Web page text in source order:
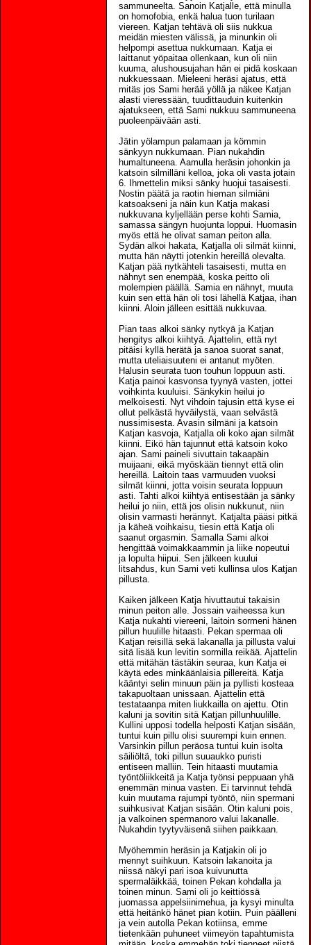
sammuneelta. Sanoin Katjalle, että minulla
on homofobia, enkä halua tuon turilaan
viereen. Katjan tehtävä oli siis nukkua
meidän miesten välissä, ja minunkin oli
helpompi asettua nukkumaan. Katja ei
laittanut yöpaitaa ollenkaan, kun oli niin
kuuma, alushousujahan hän ei pidä koskaan
nukkuessaan. Mieleeni heräsi ajatus, että
mitäs jos Sami herää yöllä ja näkee Katjan
alasti vieressään, tuudittauduin kuitenkin
ajatukseen, että Sami nukkuu sammuneena
puoleenpäivään asti.
Jätin yölampun palamaan ja kömmin
sänkyyn nukkumaan. Pian nukahdin
humaltuneena. Aamulla heräsin johonkin ja
katsoin silmilläni kelloa, joka oli vasta jotain
6. Ihmettelin miksi sänky huojui tasaisesti.
Nostin päätä ja raotin hieman silmiäni
katsoakseni ja näin kun Katja makasi
nukkuvana kyljellään perse kohti Samia,
samassa sängyn huojunta loppui. Huomasin
myös että he olivat saman peiton alla.
Sydän alkoi hakata, Katjalla oli silmät kiinni,
mutta hän näytti jotenkin hereillä olevalta.
Katjan pää nytkähteli tasaisesti, mutta en
nähnyt sen enempää, koska peitto oli
molempien päällä. Samia en nähnyt, muuta
kuin sen että hän oli tosi lähellä Katjaa, ihan
kiinni. Aloin jälleen esittää nukkuvaa.
Pian taas alkoi sänky nytkyä ja Katjan
hengitys alkoi kiihtyä. Ajattelin, että nyt
pitäisi kyllä herätä ja sanoa suorat sanat,
mutta uteliaisuuteni ei antanut myöten.
Halusin seurata tuon touhun loppuun asti.
Katja painoi kasvonsa tyynyä vasten, jottei
voihkinta kuuluisi. Sänkykin heilui jo
melkoisesti. Nyt vihdoin tajusin että kyse ei
ollut pelkästä hyväilystä, vaan selvästä
nussimisesta. Avasin silmäni ja katsoin
Katjan kasvoja, Katjalla oli koko ajan silmät
kiinni. Eikö hän tajunnut että katsoin koko
ajan. Sami paineli sivuttain takaapäin
muijaani, eikä myöskään tiennyt että olin
hereillä. Laitoin taas varmuuden vuoksi
silmät kiinni, jotta voisin seurata loppuun
asti. Tahti alkoi kiihtyä entisestään ja sänky
heilui jo niin, että jos olisin nukkunut, niin
olisin varmasti herännyt. Katjalta pääsi pitkä
ja käheä voihkaisu, tiesin että Katja oli
saanut orgasmin. Samalla Sami alkoi
hengittää voimakkaammin ja liike nopeutui
ja lopulta hiipui. Sen jälkeen kuului
litsahdus, kun Sami veti kullinsa ulos Katjan
pillusta.
Kaiken jälkeen Katja hivuttautui takaisin
minun peiton alle. Jossain vaiheessa kun
Katja nukahti viereeni, laitoin sormeni hänen
pillun huulille hitaasti. Pekan spermaa oli
Katjan reisillä sekä lakanalla ja pillusta valui
sitä lisää kun levitin sormilla reikää. Ajattelin
että mitähän tästäkin seuraa, kun Katja ei
käytä edes minkäänlaisia pillereitä. Katja
kääntyi selin minuun päin ja pyllisti kosteaa
takapuoltaan unissaan. Ajattelin että
testataanpa miten liukkailla on ajettu. Otin
kaluni ja sovitin sitä Katjan pillunhuulille.
Kullini upposi todella helposti Katjan sisään,
tuntui kuin pillu olisi suurempi kuin ennen.
Varsinkin pillun peräosa tuntui kuin isolta
säiliöltä, toki pillun suuaukko puristi
entiseen malliin. Tein hitaasti muutamia
työntöliikkeitä ja Katja työnsi peppuaan yhä
enemmän minua vasten. Ei tarvinnut tehdä
kuin muutama rajumpi työntö, niin spermani
suihkusivat Katjan sisään. Otin kaluni pois,
ja valkoinen spermanoro valui lakanalle.
Nukahdin tyytyväisenä siihen paikkaan.
Myöhemmin heräsin ja Katjakin oli jo
mennyt suihkuun. Katsoin lakanoita ja
niissä näkyi pari isoa kuivunutta
spermaläikkää, toinen Pekan kohdalla ja
toinen minun. Sami oli jo keittiössä
juomassa appelsiinimehua, ja kysyi minulta
että heitänkö hänet pian kotiin. Puin päälleni
ja vein autolla Pekan kotiinsa, emme
tietenkään puhuneet viimeyön tapahtumista